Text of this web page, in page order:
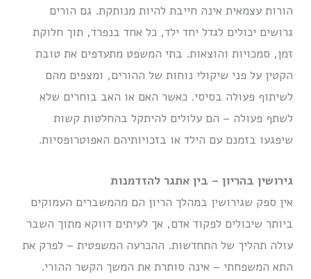
הורות עצמאית אינה חייבת להיות מנותקת. גם הורים
גרושים יכולים לגדל יחד ילד, כל אחד בנפרד, תוך חלוקת
זמן, סמכויות והוצאות. בתי המשפט מתעדפים את טובת
הקטין על פני שיקולי נוחות של ההורים, ומצפים מהם
לשיתוף פעולה בסיסי. כאשר האם או האב בוחרים שלא
לשתף פעולה – הם עלולים להיתקל בהחלטות קשות
שיפגעו בזמנם עם הילד או בזכויותיהם האפוטרופסיות.
גירושין בהריון – בין אתגר להזדמנות
אין ספק שגירושין במהלך הריון הם מהמשברים העמוקים
ביותר שיכולים לפקוד אדם, אך לעיתים דווקא מתוך השבר
עולה תהליך של התחדשות. ההכרעה המשפטית – לפרק את
התא המשפחתי – אינה סותרת את המשך הקשר ההורי.